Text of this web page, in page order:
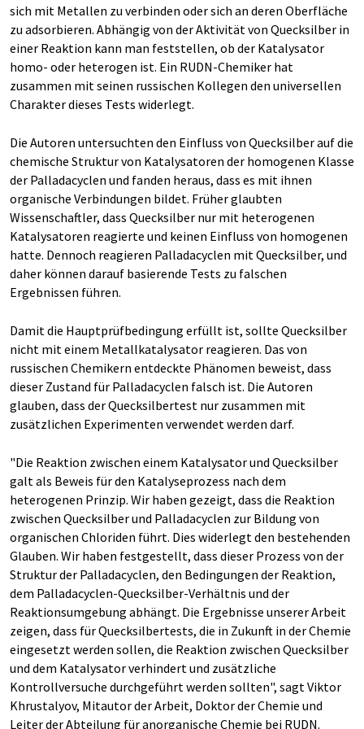
sich mit Metallen zu verbinden oder sich an deren Oberfläche
zu adsorbieren. Abhängig von der Aktivität von Quecksilber in
einer Reaktion kann man feststellen, ob der Katalysator
homo- oder heterogen ist. Ein RUDN-Chemiker hat
zusammen mit seinen russischen Kollegen den universellen
Charakter dieses Tests widerlegt.
Die Autoren untersuchten den Einfluss von Quecksilber auf die
chemische Struktur von Katalysatoren der homogenen Klasse
der Palladacyclen und fanden heraus, dass es mit ihnen
organische Verbindungen bildet. Früher glaubten
Wissenschaftler, dass Quecksilber nur mit heterogenen
Katalysatoren reagierte und keinen Einfluss von homogenen
hatte. Dennoch reagieren Palladacyclen mit Quecksilber, und
daher können darauf basierende Tests zu falschen
Ergebnissen führen.
Damit die Hauptprüfbedingung erfüllt ist, sollte Quecksilber
nicht mit einem Metallkatalysator reagieren. Das von
russischen Chemikern entdeckte Phänomen beweist, dass
dieser Zustand für Palladacyclen falsch ist. Die Autoren
glauben, dass der Quecksilbertest nur zusammen mit
zusätzlichen Experimenten verwendet werden darf.
"Die Reaktion zwischen einem Katalysator und Quecksilber
galt als Beweis für den Katalyseprozess nach dem
heterogenen Prinzip. Wir haben gezeigt, dass die Reaktion
zwischen Quecksilber und Palladacyclen zur Bildung von
organischen Chloriden führt. Dies widerlegt den bestehenden
Glauben. Wir haben festgestellt, dass dieser Prozess von der
Struktur der Palladacyclen, den Bedingungen der Reaktion,
dem Palladacyclen-Quecksilber-Verhältnis und der
Reaktionsumgebung abhängt. Die Ergebnisse unserer Arbeit
zeigen, dass für Quecksilbertests, die in Zukunft in der Chemie
eingesetzt werden sollen, die Reaktion zwischen Quecksilber
und dem Katalysator verhindert und zusätzliche
Kontrollversuche durchgeführt werden sollten", sagt Viktor
Khrustalyov, Mitautor der Arbeit, Doktor der Chemie und
Leiter der Abteilung für anorganische Chemie bei RUDN.